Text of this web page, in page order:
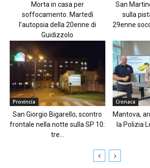
Morta in casa per
soffocamento. Martedì
l’autopsia della 20enne di
Guidizzolo
San
sulla
29enne
Provincia
San Giorgio Bigarello, scontro
frontale nella notte sulla SP 10:
tre...
Cronaca
Mantova,
la Polizia